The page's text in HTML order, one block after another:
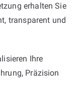
erhalten Sie
transparent und
Ihre
Präzision